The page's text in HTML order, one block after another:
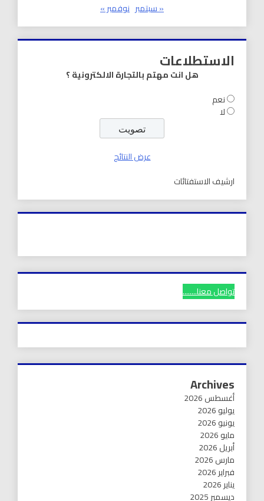
« سبتمبر نوفمبر »
الاستطلاعات
هل انت مهتم بالتجارة الالكترونية ؟
نعم
لا
عرض النتائج
ارشيف الاستفتائات
تواصل معنا........
Archives
أغسطس 2026
يوليو 2026
يونيو 2026
مايو 2026
أبريل 2026
مارس 2026
فبراير 2026
يناير 2026
ديسمبر 2025